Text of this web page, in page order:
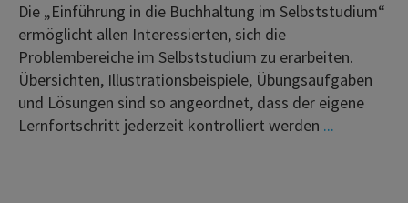
Die „Einführung in die Buchhaltung im Selbststudium“
ermöglicht allen Interessierten, sich die
Problembereiche im Selbststudium zu erarbeiten.
Übersichten, Illustrationsbeispiele, Übungsaufgaben
und Lösungen sind so angeordnet, dass der eigene
Lernfortschritt jederzeit kontrolliert werden ...